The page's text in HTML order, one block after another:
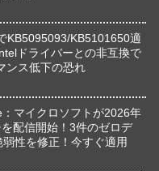
KB5095093/KB5101650適
ドライバーとの非互換で
ンス低下の恐れ
マイクロソフトが2026年
配信開始！3件のゼロデ
性を修正！今すぐ適用